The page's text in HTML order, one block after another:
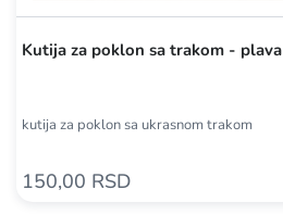
Kutija za poklon sa trakom - plava
kutija za poklon sa ukrasnom trakom
150,00 RSD